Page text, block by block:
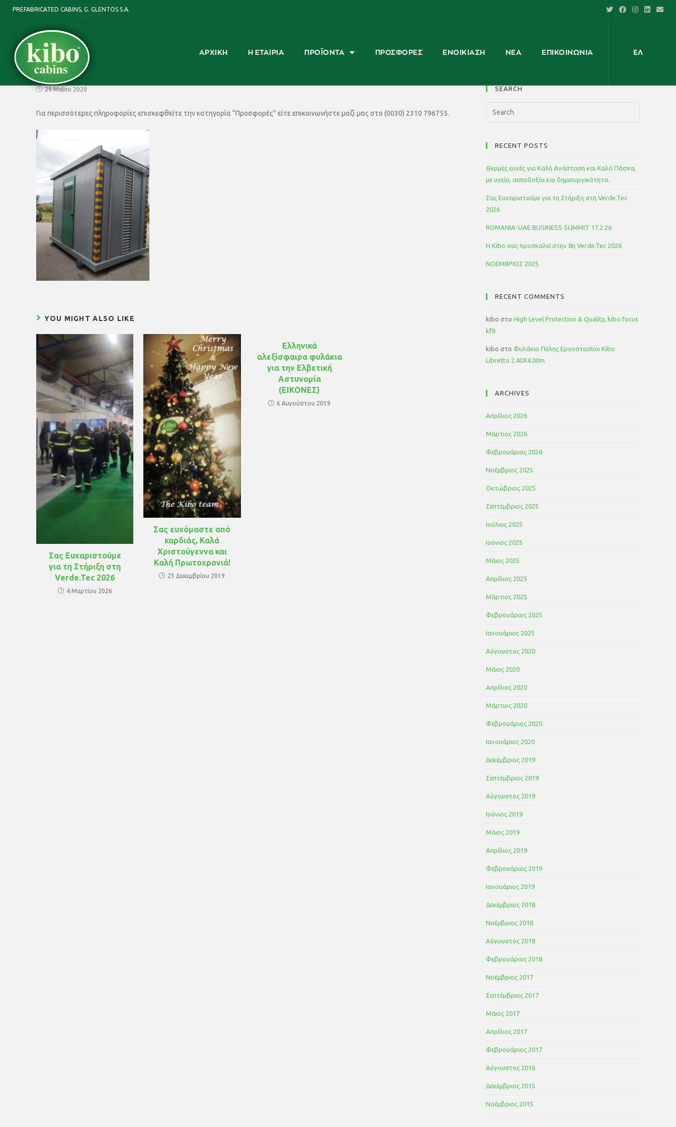
PREFABRICATED CABINS, G. GLENTOS S.A.
ΑΡΧΙΚΉ Η ΕΤΑΙΡΊΑ ΠΡΟΪΌΝΤΑ ΠΡΟΣΦΟΡΈΣ ΕΝΟΙΚΊΑΣΗ ΝΈΑ ΕΠΙΚΟΙΝΩΝΊΑ ΕΛ
29 Μαΐου 2020
Για περισσότερες πληροφορίες επισκεφθείτε την κατηγορία “Προσφορές” είτε επικοινωνήστε μαζί μας στο (0030) 2310 796755.
YOU MIGHT ALSO LIKE
Σας Ευχαριστούμε
για τη Στήριξη στη
Verde.Tec 2026
4 Μαρτίου 2026
Σας ευχόμαστε από
καρδιάς, Καλά
Χριστούγεννα και
Καλή Πρωτοχρονιά!
23 Δεκεμβρίου 2019
Ελληνικά
αλεξίσφαιρα φυλάκια
για την Ελβετική
Αστυνομία
(ΕΙΚΟΝΕΣ)
6 Αυγούστου 2019
SEARCH
RECENT POSTS
Θερμές ευχές για Καλή Ανάσταση και Καλό Πάσχα,
με υγεία, αισιοδοξία και δημιουργικότητα.
Σας Ευχαριστούμε για τη Στήριξη στη Verde.Tec
2026
ROMANIA-UAE BUSINESS SUMMIT 17.2.26
Η Kibo σας προσκαλεί στην 8η Verde.Tec 2026
ΝΟΕΜΒΡΙΟΣ 2025
RECENT COMMENTS
kibo στο High Level Protection & Quality, kibo focus
kf6
kibo στο Φυλάκιο Πύλης Εργοστασίου Kibo
Libretto 2.40Χ4.00m.
ARCHIVES
Απρίλιος 2026
Μάρτιος 2026
Φεβρουάριος 2026
Νοέμβριος 2025
Οκτώβριος 2025
Σεπτέμβριος 2025
Ιούλιος 2025
Ιούνιος 2025
Μάιος 2025
Απρίλιος 2025
Μάρτιος 2025
Φεβρουάριος 2025
Ιανουάριος 2025
Αύγουστος 2020
Μάιος 2020
Απρίλιος 2020
Μάρτιος 2020
Φεβρουάριος 2020
Ιανουάριος 2020
Δεκέμβριος 2019
Σεπτέμβριος 2019
Αύγουστος 2019
Ιούνιος 2019
Μάιος 2019
Απρίλιος 2019
Φεβρουάριος 2019
Ιανουάριος 2019
Δεκέμβριος 2018
Νοέμβριος 2018
Αύγουστος 2018
Φεβρουάριος 2018
Νοέμβριος 2017
Σεπτέμβριος 2017
Μάιος 2017
Απρίλιος 2017
Φεβρουάριος 2017
Αύγουστος 2016
Δεκέμβριος 2015
Νοέμβριος 2015